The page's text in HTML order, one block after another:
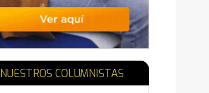
NUESTROS COLUMNISTAS